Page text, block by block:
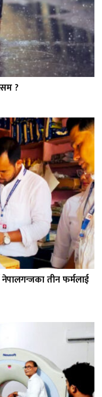
?
नेपालगन्जका तीन फर्मलाई